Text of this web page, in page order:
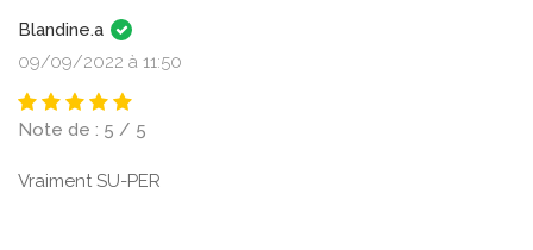
Blandine.a
09/09/2022 à 11:50
Note de : 5 / 5
Vraiment SU-PER